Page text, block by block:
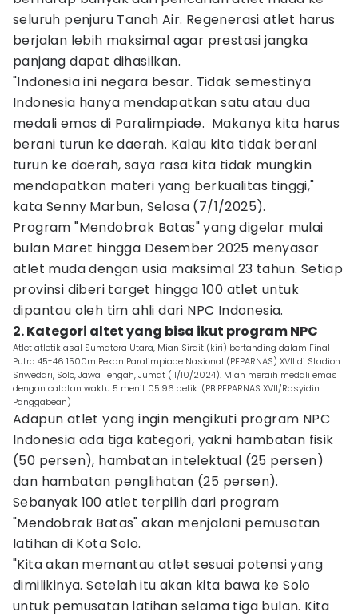
seluruh penjuru Tanah Air. Regenerasi atlet harus
berjalan lebih maksimal agar prestasi jangka
panjang dapat dihasilkan.
"Indonesia ini negara besar. Tidak semestinya
Indonesia hanya mendapatkan satu atau dua
medali emas di Paralimpiade. Makanya kita harus
berani turun ke daerah. Kalau kita tidak berani
turun ke daerah, saya rasa kita tidak mungkin
mendapatkan materi yang berkualitas tinggi,"
kata Senny Marbun, Selasa (7/1/2025).
Program "Mendobrak Batas" yang digelar mulai
bulan Maret hingga Desember 2025 menyasar
atlet muda dengan usia maksimal 23 tahun. Setiap
provinsi diberi target hingga 100 atlet untuk
dipantau oleh tim ahli dari NPC Indonesia.
2. Kategori altet yang bisa ikut program NPC
Atlet atletik asal Sumatera Utara, Mian Sirait (kiri) bertanding dalam Final
Putra 45-46 1500m Pekan Paralimpiade Nasional (PEPARNAS) XVII di Stadion
Sriwedari, Solo, Jawa Tengah, Jumat (11/10/2024). Mian meraih medali emas
dengan catatan waktu 5 menit 05.96 detik. (PB PEPARNAS XVII/Rasyidin
Panggabean)
Adapun atlet yang ingin mengikuti program NPC
Indonesia ada tiga kategori, yakni hambatan fisik
(50 persen), hambatan intelektual (25 persen)
dan hambatan penglihatan (25 persen).
Sebanyak 100 atlet terpilih dari program
"Mendobrak Batas" akan menjalani pemusatan
latihan di Kota Solo.
"Kita akan memantau atlet sesuai potensi yang
dimilikinya. Setelah itu akan kita bawa ke Solo
untuk pemusatan latihan selama tiga bulan. Kita